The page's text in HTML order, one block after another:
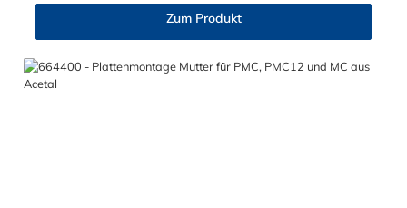
kombinieren.
Zum Produkt